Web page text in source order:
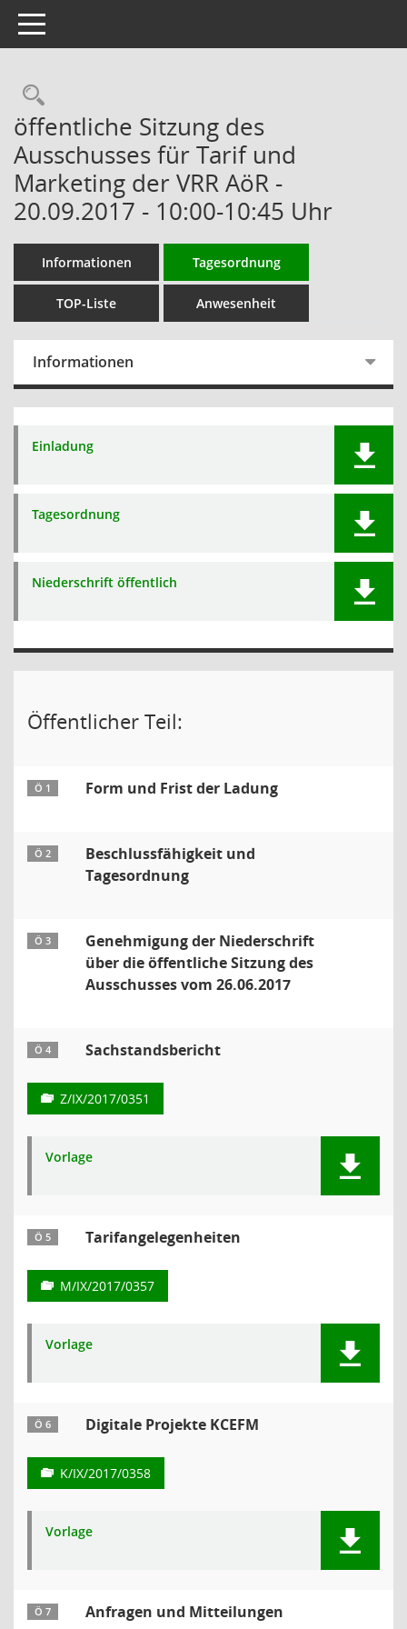
Toggle navigation
Rechercheauswahl
öffentliche Sitzung des
Ausschusses für Tarif und
Marketing der VRR AöR -
20.09.2017 - 10:00-10:45 Uhr
Informationen Tagesordnung
TOP-Liste Anwesenheit
Informationen
Einladung
Tagesordnung
Niederschrift öffentlich
Öffentlicher Teil:
Ö 1 Form und Frist der Ladung
Ö 2
Beschlussfähigkeit und
Tagesordnung
Ö 3
Genehmigung der Niederschrift
über die öffentliche Sitzung des
Ausschusses vom 26.06.2017
Ö 4 Sachstandsbericht
Z/IX/2017/0351
Vorlage
Ö 5 Tarifangelegenheiten
M/IX/2017/0357
Vorlage
Ö 6 Digitale Projekte KCEFM
K/IX/2017/0358
Vorlage
Ö 7 Anfragen und Mitteilungen